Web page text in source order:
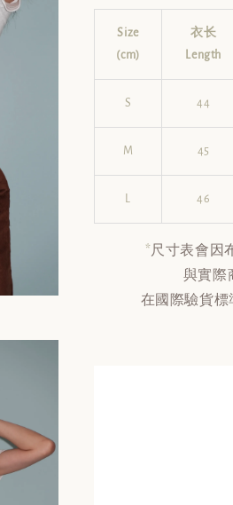
Size
(cm)
衣长
Length
S 44
M 45
L 46
*尺寸表會因
與實際
在國際驗貨